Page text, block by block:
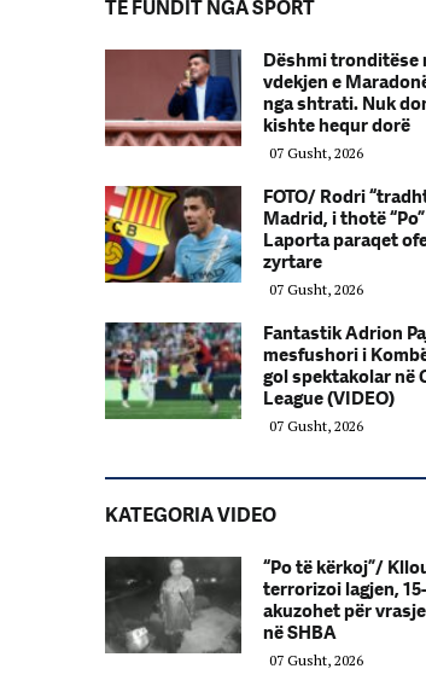
TË FUNDIT NGA SPORT
Dëshmi tronditëse
vdekjen e
nga shtrati. Nuk
kishte hequr dorë
07 Gusht, 2026
FOTO/ Rodri
Madrid, i thotë
Laporta paraqet
zyrtare
07 Gusht, 2026
Fantastik Adrion
mesfushori i
gol spektakolar në
League (VIDEO)
07 Gusht, 2026
KATEGORIA VIDEO
“Po të kërkoj”/
terrorizoi lagjen,
akuzohet për
në SHBA
07 Gusht, 2026